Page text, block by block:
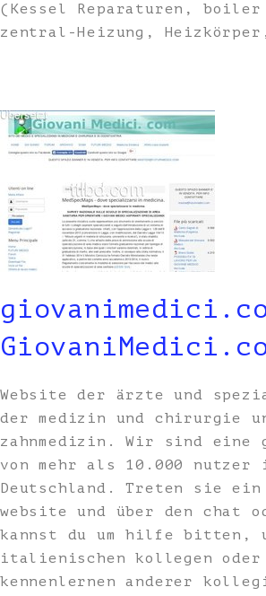
(Kessel Reparaturen,
zentral-Heizung,
Website der ärzte und
der medizin und chirurgie
zahnmedizin. Wir sind eine
von mehr als 10.000 nutzer
Deutschland. Treten sie
website und über den chat
kannst du um hilfe bitten,
italienischen kollegen oder
kennenlernen anderer